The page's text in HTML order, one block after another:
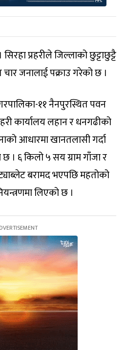
प्रहरीले जिल्लाको छुट्टाछुट्टै
जनालाई पक्राउ गरेको छ ।
११ नैनपुरस्थित पवन
कार्यालय लहान र धनगढीको
आधारमा खानतलासी गर्दा
६ किलो ५ सय ग्राम गाँजा र
बरामद भएपछि महतोको
लिएको छ ।